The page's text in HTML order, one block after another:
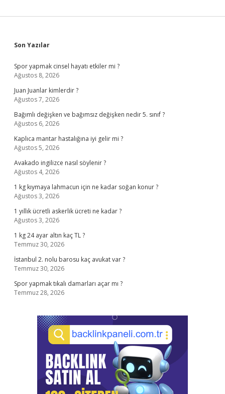
Sidebar
Son Yazılar
Spor yapmak cinsel hayatı etkiler mi ?
Ağustos 8, 2026
Juan Juanlar kimlerdir ?
Ağustos 7, 2026
Bağımlı değişken ve bağımsız değişken nedir 5. sınıf ?
Ağustos 6, 2026
Kaplıca mantar hastalığına iyi gelir mi ?
Ağustos 5, 2026
Avakado ingilizce nasıl söylenir ?
Ağustos 4, 2026
1 kg kıymaya lahmacun için ne kadar soğan konur ?
Ağustos 3, 2026
1 yıllık ücretli askerlik ücreti ne kadar ?
Ağustos 3, 2026
1 kg 24 ayar altın kaç TL ?
Temmuz 30, 2026
İstanbul 2. nolu barosu kaç avukat var ?
Temmuz 30, 2026
Spor yapmak tıkalı damarları açar mı ?
Temmuz 28, 2026